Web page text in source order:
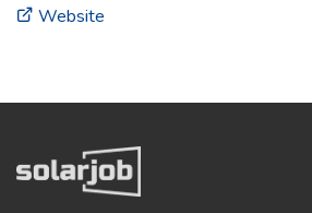
Website